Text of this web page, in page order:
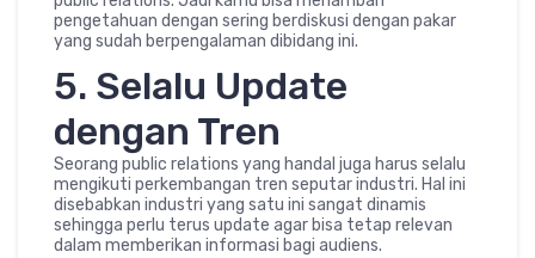
pengetahuan dengan sering berdiskusi dengan pakar
yang sudah berpengalaman dibidang ini.
5. Selalu Update
dengan Tren
Seorang public relations yang handal juga harus selalu
mengikuti perkembangan tren seputar industri. Hal ini
disebabkan industri yang satu ini sangat dinamis
sehingga perlu terus update agar bisa tetap relevan
dalam memberikan informasi bagi audiens.